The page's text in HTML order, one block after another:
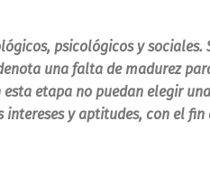
psicológicos y
una falta de madurez
etapa no puedan elegir
y aptitudes, con el